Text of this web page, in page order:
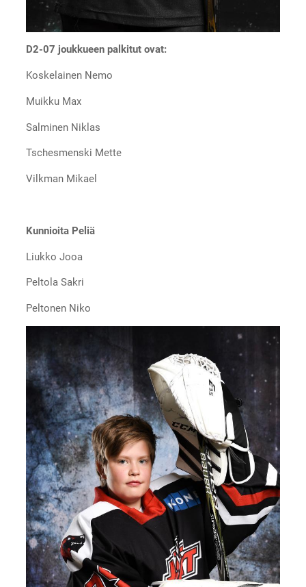
D2-07 joukkueen palkitut ovat:
Koskelainen Nemo
Muikku Max
Salminen Niklas
Tschesmenski Mette
Vilkman Mikael
Kunnioita Peliä
Liukko Jooa
Peltola Sakri
Peltonen Niko